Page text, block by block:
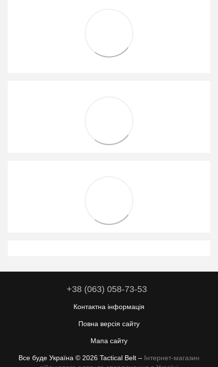
+38 (063) 058-73-53
Контактна інформація
Повна версія сайту
Мапа сайту
Все буде Україна © 2026 Tactical Belt – Інтернет-магазин